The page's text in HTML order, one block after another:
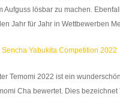
Aufguss lösbar zu machen.
Jahr für Jahr in Wettbewerben
Yabukita Competition 2022
Temomi 2022 ist ein
Cha bewertet. Dies